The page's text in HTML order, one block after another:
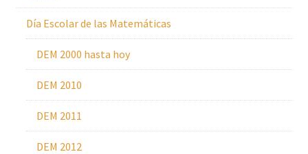
Día Escolar de las Matemáticas
DEM 2000 hasta hoy
DEM 2010
DEM 2011
DEM 2012